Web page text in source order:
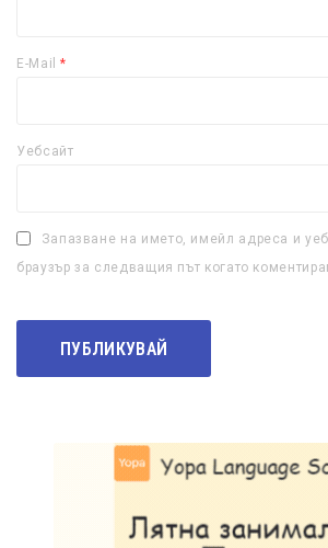
E-Mail*
Уебсайт
Запазване на името, имейл адреса и
браузър за следващия път когато